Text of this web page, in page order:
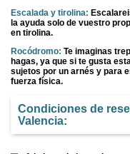
Escalada y tirolina:
la ayuda solo de vuestro
en tirolina.
Rocódromo: Te imaginas
hagas, ya que si te gusta
sujetos por un arnés y para
fuerza física.
Condiciones de
Valencia: